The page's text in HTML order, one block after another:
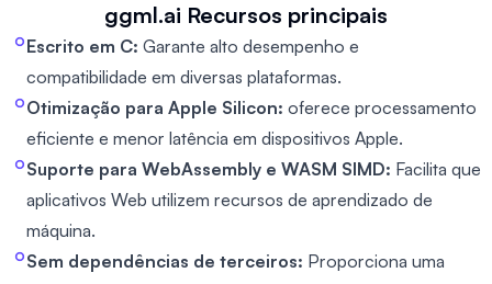
ggml.ai Recursos principais
Escrito em C: Garante alto desempenho e
compatibilidade em diversas plataformas.
Otimização para Apple Silicon: oferece processamento
eficiente e menor latência em dispositivos Apple.
Suporte para WebAssembly e WASM SIMD: Facilita que
aplicativos Web utilizem recursos de aprendizado de
máquina.
Sem dependências de terceiros: Proporciona uma